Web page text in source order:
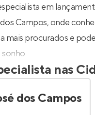
em
Campos, onde
mais procurados e
sonho.
nas
dos Campos